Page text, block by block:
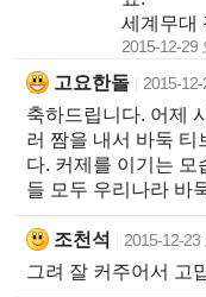
세계무대
2015-12-29
고요한돌 2015-
축하드립니다. 어제
러 짬을 내서 바둑 티
다. 커제를 이기는 모
들 모두 우리나라 바
조천석 2015-12-23
그려 잘 커주어서 고